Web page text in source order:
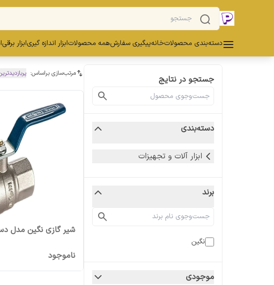
دسته‌بندی محصولاتخانهپیگیری سفارشهمه محصولاتابزار اندازه گیریابزار برقی
جستجو در نتایج
دسته‌بندی
ابزار آلات و تجهیزات
برند
نگین
موجودی
مرتب‌سازی براساس:
شیر گازی نگین مدل
ناموجود